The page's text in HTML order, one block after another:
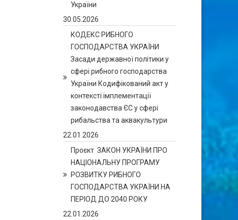
України
30.05.2026
КОДЕКС РИБНОГО
ГОСПОДАРСТВА УКРАЇНИ
Засади державної політики у
сфері рибного господарства
України Кодифікований акт у
контексті імплементації
законодавства ЄС у сфері
рибальства та аквакультури
22.01.2026
Проєкт ЗАКОН УКРАЇНИ ПРО
НАЦІОНАЛЬНУ ПРОГРАМУ
РОЗВИТКУ РИБНОГО
ГОСПОДАРСТВА УКРАЇНИ НА
ПЕРІОД ДО 2040 РОКУ
22.01.2026